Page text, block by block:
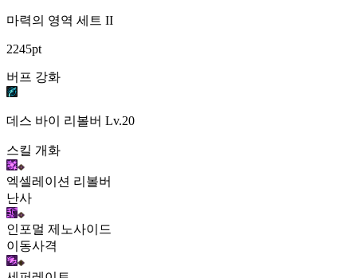
마력의 영역 세트 II
2245pt
버프 강화
데스 바이 리볼버 Lv.20
스킬 개화
엑셀레이션 리볼버
난사
인포멀 제노사이드
이동사격